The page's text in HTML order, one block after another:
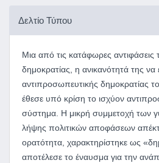
Δελτίο Τύπου
Μια από τις κατάφωρες αντιφάσεις
δημοκρατίας, η ανικανότητά της να
αντιπροσωπευτικής δημοκρατίας
έθεσε υπό κρίση το ισχύον
σύστημα. Η μικρή συμμετοχή των
λήψης πολιτικών αποφάσεων
ορατότητα, χαρακτηρίστηκε ως
αποτέλεσε το έναυσμα για την